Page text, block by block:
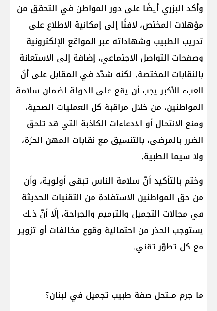
وأكد البزري أيضًا على دور المواطن في التحقق من
مؤهلات المختص، لافتًا إلى إمكانية الاطلاع على
تدريب الطبيب وشهاداته عبر المواقع الإلكترونية
وصفحات التواصل الاجتماعي، إضافة إلى الاستعانة
بالنقابات المختصة. لكنه شدّد في المقابل على أنّ
العبء الأكبر يجب أن يقع على الدولة لضمان سلامة
المواطنين، من خلال مراقبة كل العمليات الصحية،
ومنع الانتحال أو الادعاءات الكاذبة التي قد تلحق
الضرر بالمرضى، بالتنسيق مع نقابات المهن الحرّة،
ولا سيما الطبية.
وختم بالتأكيد أنّ سلامة الناس تبقى أولوية، وأن
من حق المواطنين الاستفادة من التقنيات الحديثة
في مجالات التجميل والترميم والجراحة، إلّا أنّ ذلك
يستوجب الحذر من احتمالية وقوع مخالفات أو تزوير
مع كل تطوّر تقني.
ما جرم منتحل صفة طبيب تجميل في لبنان؟